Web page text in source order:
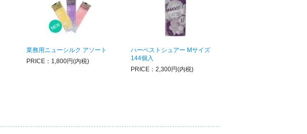
業務用ニューシルク アソート
PRICE：1,800円(内税)
ハーベストシュアー Mサイズ
144個入
PRICE：2,300円(内税)